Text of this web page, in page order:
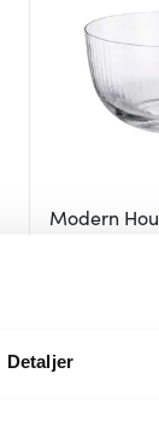
Detaljer
Modern